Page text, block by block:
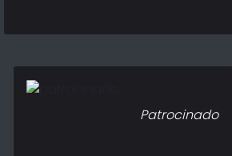
Patrocinado